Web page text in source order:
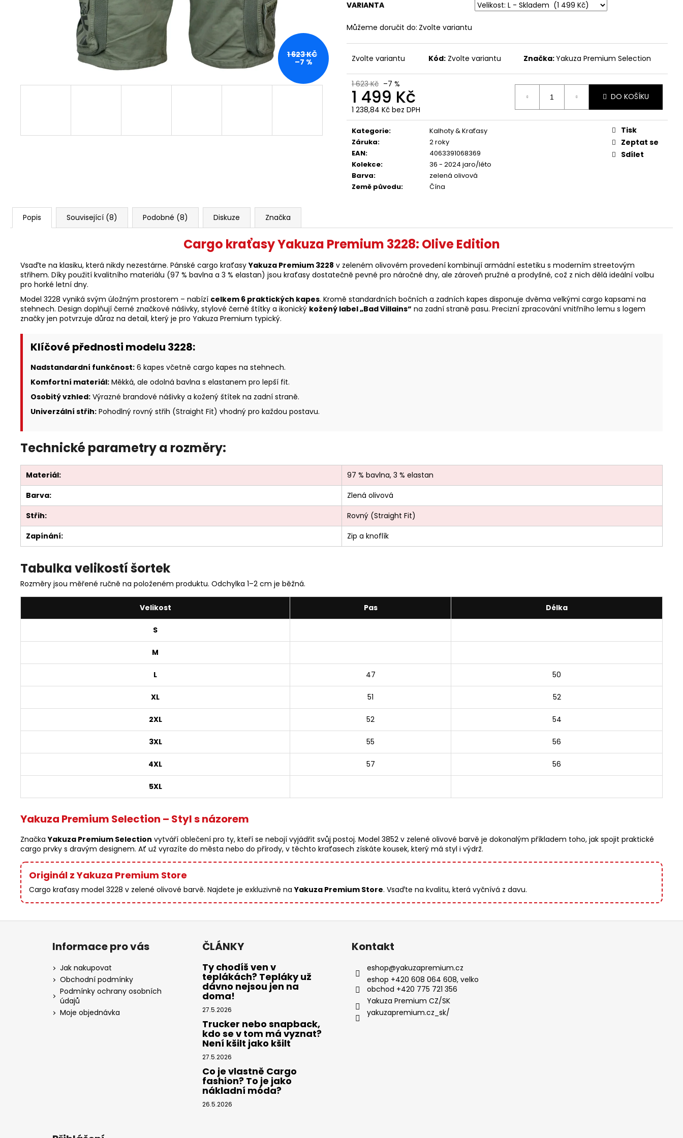
VARIANTA
Můžeme doručit do: Zvolte variantu
Zvolte variantu Kód: Zvolte variantu Značka:Yakuza Premium Selection
1 623 Kč –7 %
1 499 Kč
1 238,84 Kč bez DPH
Měrná
cena:
DO KOŠÍKU
Kategorie:
Kalhoty & Kraťasy
Záruka:
2 roky
EAN:
4063391068369
Kolekce:
36 - 2024 jaro/léto
Barva:
zelená olivová
Země původu: Čína
Tisk
Zeptat se
Sdílet
1 623 KČ
–7 %
Popis Související (8) Podobné (8) Diskuze Značka
Cargo kraťasy Yakuza Premium 3228: Olive Edition
Vsaďte na klasiku, která nikdy nezestárne. Pánské cargo kraťasyYakuza Premium 3228 v zeleném olivovém provedení kombinují armádní estetiku s moderním streetovým
střihem. Díky použití kvalitního materiálu (97 % bavlna a 3 % elastan) jsou kraťasy dostatečně pevné pro náročné dny, ale zároveň pružné a prodyšné, což z nich dělá ideální volbu
pro horké letní dny.
Model 3228 vyniká svým úložným prostorem – nabízí celkem 6 praktických kapes. Kromě standardních bočních a zadních kapes disponuje dvěma velkými cargo kapsami na
stehnech. Design doplňují černé značkové nášivky, stylové černé štítky a ikonický kožený label „Bad Villains“ na zadní straně pasu. Precizní zpracování vnitřního lemu s logem
značky jen potvrzuje důraz na detail, který je pro Yakuza Premium typický.
Klíčové přednosti modelu 3228:
Nadstandardní funkčnost: 6 kapes včetně cargo kapes na stehnech.
Komfortní materiál: Měkká, ale odolná bavlna s elastanem pro lepší fit.
Osobitý vzhled: Výrazné brandové nášivky a kožený štítek na zadní straně.
Univerzální střih: Pohodlný rovný střih (Straight Fit) vhodný pro každou postavu.
Technické parametry a rozměry:
Materiál:
97 % bavlna, 3 % elastan
Barva:
Zlená olivová
Střih:
Rovný (Straight Fit)
Zapínání:
Zip a knoflík
Tabulka velikostí šortek
Rozměry jsou měřené ručně na položeném produktu. Odchylka 1–2 cm je běžná.
Velikost Pas Délka
S
M
L 47 50
XL 51 52
2XL 52 54
3XL 55 56
4XL 57 56
5XL
Yakuza Premium Selection – Styl s názorem
ZnačkaYakuza Premium Selection vytváří oblečení pro ty, kteří se nebojí vyjádřit svůj postoj. Model 3852 v zelené olivové barvě je dokonalým příkladem toho, jak spojit praktické
cargo prvky s dravým designem. Ať už vyrazíte do města nebo do přírody, v těchto kraťasech získáte kousek, který má styl i výdrž.
Originál z Yakuza Premium Store
Cargo kraťasy model 3228 v zelené olivové barvě. Najdete je exkluzivně naYakuza Premium Store. Vsaďte na kvalitu, která vyčnívá z davu.
739 Kč
1 223 Kč
Informace pro vás
Jak nakupovat
Obchodní podmínky
Podmínky ochrany osobních
údajů
Moje objednávka
ČLÁNKY
Ty chodíš ven v
teplákách? Tepláky už
dávno nejsou jen na
doma!
27.5.2026
Trucker nebo snapback,
kdo se v tom má vyznat?
Není kšilt jako kšilt
27.5.2026
Co je vlastně Cargo
fashion? To je jako
nákladní móda?
26.5.2026
Kontakt
eshop@yakuzapremium.cz
eshop +420 608 064 608, velko
obchod +420 775 721 356
Yakuza Premium CZ/SK
yakuzapremium.cz_sk/